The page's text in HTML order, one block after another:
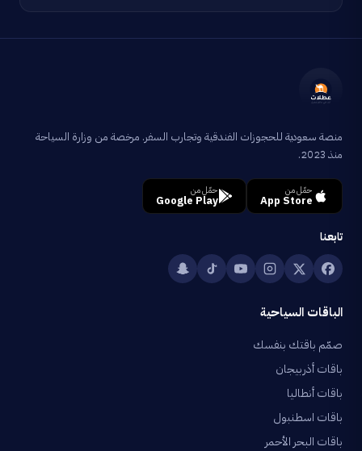
منصة سعودية للحجوزات الفندقية وتجارب السفر. مرخصة من وزارة السياحة
منذ 2023.
حمّل من
App Store
حمّل من
Google Play
تابعنا
الباقات السياحية
صمّم باقتك بنفسك
باقات أذربيجان
باقات أنطاليا
باقات اسطنبول
باقات البحر الأحمر